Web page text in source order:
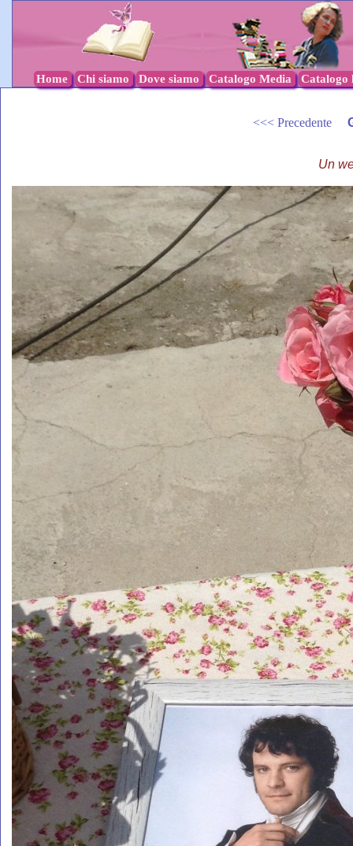
Home Chi siamo Dove siamo Catalogo Media Catalogo
<<< Precedente
Un